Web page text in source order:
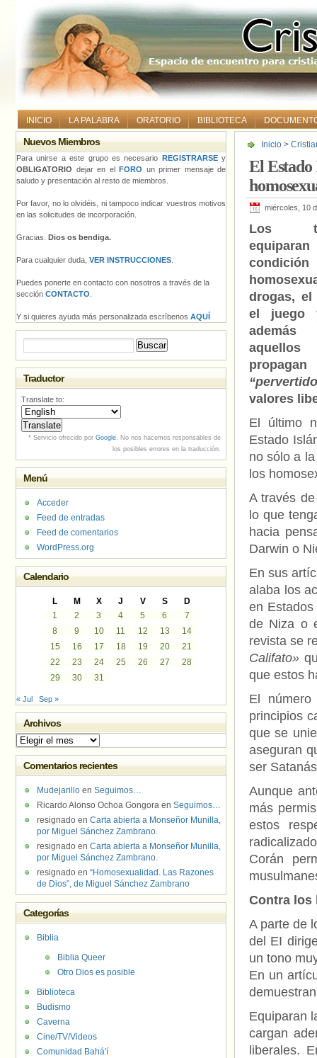
INICIO LA PALABRA ORATORIO BIBLIOTECA
Inicio >
El Estado
miércoles, 10
Los
condición
drogas,
el juego
valores
El último
Estado
no sólo a
los
A través
lo que
hacia
Darwin o
En sus
alaba los
en
de Niza o
revista se
Califato»
que estos
El
principios
que se
aseguran
ser
Aunque
más
estos
Corán
Contra los
A parte de
del EI
un tono
En un
Equiparan
cargan
liberales.
Nuevos Miembros
Para unirse a este grupo es necesario REGISTRARSEy
OBLIGATORIO dejar en el FORO un primer mensaje de
saludo y presentación al resto de miembros.
Por favor, no lo olvidéis, ni tampoco indicar vuestros motivos
en las solicitudes de incorporación.
Gracias. Dios os bendiga.
Para cualquier duda, VER INSTRUCCIONES
Puedes ponerte en contacto con nosotros a través de la
sección CONTACTO
Y si quieres ayuda más personalizada escríbenos AQUÍ
Traductor
Translate to:
* Servicio ofrecido por Google. No nos hacemos responsables de
los posibles errores en la traducción.
Menú
Acceder
Feed de entradas
Feed de comentarios
WordPress.org
Calendario
L M X J V S
D
1
2 3 4 5 6
7
8
9 10 11 12 13
14
15
16 17 18 19 20
21
22
23 24 25 26 27
28
29
30 31
« Jul Sep »
Archivos
Archivos
Comentarios recientes
Mudejarillo en Seguimos…
Ricardo Alonso Ochoa Gongora en Seguimos…
resignado en Carta abierta a Monseñor Munilla,
por Miguel Sánchez Zambrano.
resignado en Carta abierta a Monseñor Munilla,
por Miguel Sánchez Zambrano.
resignado en “Homosexualidad. Las Razones
de Dios”, de Miguel Sánchez Zambrano
Categorías
Biblia
Biblia Queer
Otro Dios es posible
Biblioteca
Budismo
Caverna
Cine/TV/Videos
Comunidad Bahá'í